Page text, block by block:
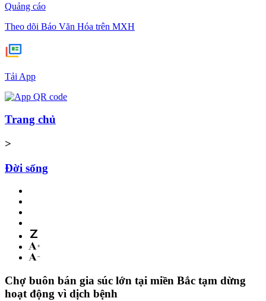
Quảng cáo
Theo dõi Báo Văn Hóa trên MXH
Tải App
Trang chủ
>
Đời sống
Chợ buôn bán gia súc lớn tại miền Bắc tạm dừng
hoạt động vì dịch bệnh